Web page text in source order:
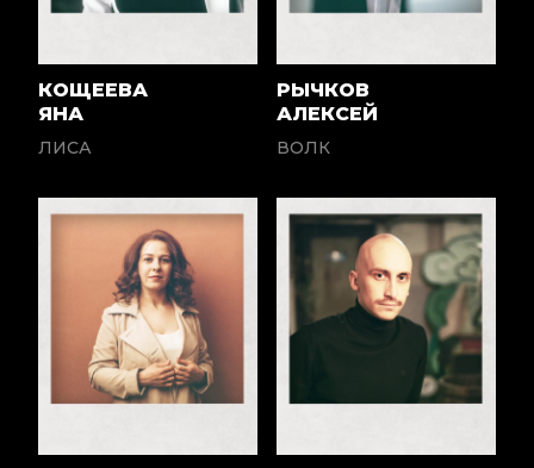
КОЩЕЕВА
ЯНА
ЛИСА
РЫЧКОВ
АЛЕКСЕЙ
ВОЛК